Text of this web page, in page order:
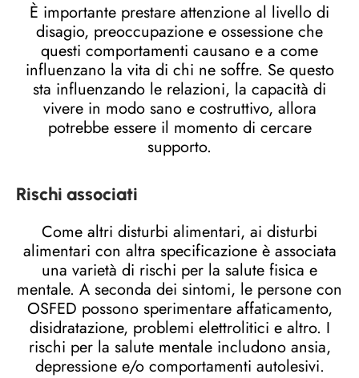
È importante prestare attenzione al livello di
disagio, preoccupazione e ossessione che
questi comportamenti causano e a come
influenzano la vita di chi ne soffre. Se questo
sta influenzando le relazioni, la capacità di
vivere in modo sano e costruttivo, allora
potrebbe essere il momento di cercare
supporto.
Rischi associati
Come altri disturbi alimentari, ai disturbi
alimentari con altra specificazione è associata
una varietà di rischi per la salute fisica e
mentale. A seconda dei sintomi, le persone con
OSFED possono sperimentare affaticamento,
disidratazione, problemi elettrolitici e altro. I
rischi per la salute mentale includono ansia,
depressione e/o comportamenti autolesivi.